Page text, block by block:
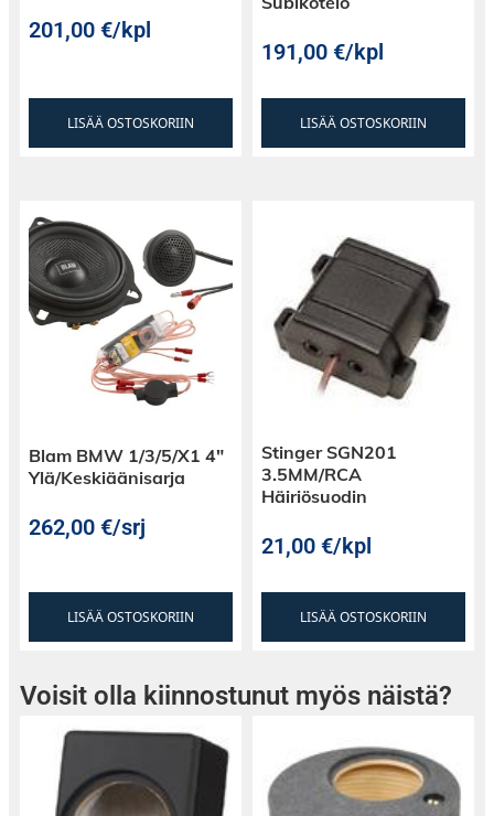
201,00€/kpl
LISÄÄ OSTOSKORIIN
191,00€/kpl
LISÄÄ OSTOSKORIIN
Blam BMW 1/3/5/X1 4″
Ylä/Keskiäänisarja
262,00€/srj
LISÄÄ OSTOSKORIIN
Stinger SGN201
3.5MM/RCA
Häiriösuodin
21,00€/kpl
LISÄÄ OSTOSKORIIN
Voisit olla kiinnostunut myös näistä?